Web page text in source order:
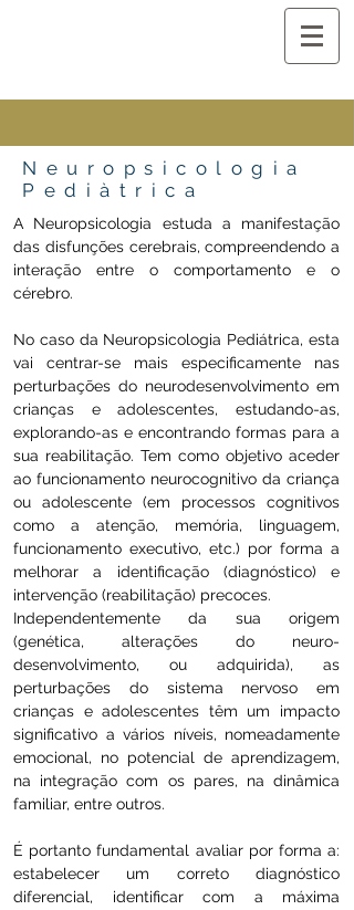
Neuropsicologia
Pediàtrica
A Neuropsicologia estuda a manifestação
das disfunções cerebrais, compreendendo a
interação entre o comportamento e o
cérebro.
No caso da Neuropsicologia Pediátrica, esta
vai centrar-se mais especificamente nas
perturbações do neurodesenvolvimento em
crianças e adolescentes, estudando-as,
explorando-as e encontrando formas para a
sua reabilitação. Tem como objetivo aceder
ao funcionamento neurocognitivo da criança
ou adolescente (em processos cognitivos
como a atenção, memória, linguagem,
funcionamento executivo, etc.) por forma a
melhorar a identificação (diagnóstico) e
intervenção (reabilitação) precoces.
Independentemente da sua origem
(genética, alterações do neuro-
desenvolvimento, ou adquirida), as
perturbações do sistema nervoso em
crianças e adolescentes têm um impacto
significativo a vários níveis, nomeadamente
emocional, no potencial de aprendizagem,
na integração com os pares, na dinâmica
familiar, entre outros.
É portanto fundamental avaliar por forma a:
estabelecer um correto diagnóstico
diferencial, identificar com a máxima